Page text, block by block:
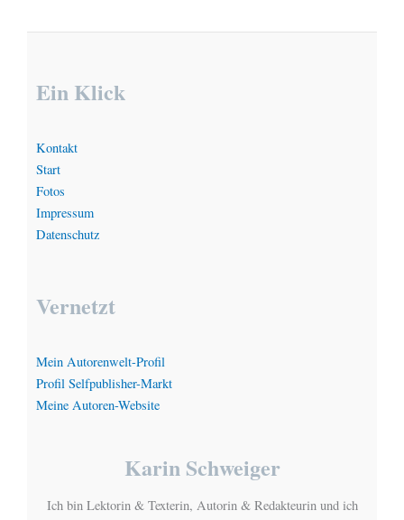
Ein Klick
Kontakt
Start
Fotos
Impressum
Datenschutz
Vernetzt
Mein Autorenwelt-Profil
Profil Selfpublisher-Markt
Meine Autoren-Website
Karin Schweiger
Ich bin Lektorin & Texterin, Autorin & Redakteurin und ich